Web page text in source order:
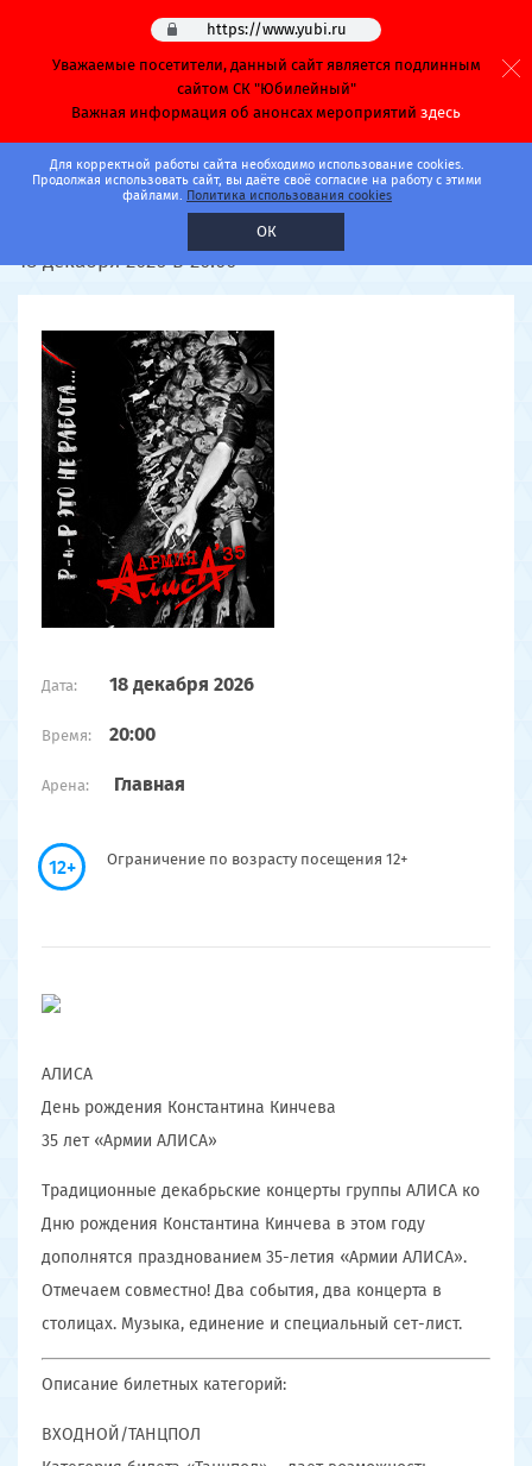
Для корректной работы сайта необходимо использование cookies.
Продолжая использовать сайт, вы даёте своё согласие на работу с этими
файлами. Политика использования cookies
ОК
https://www.yubi.ru
Уважаемые посетители, данный сайт является подлинным
сайтом СК "Юбилейный"
Важная информация об анонсах мероприятий здесь
Главная Афиша Концерты
18 декабря 2026 в 20:00
Дата: 18 декабря 2026
Время: 20:00
Арена: Главная
12+ Ограничение по возрасту посещения 12+
АЛИСА
День рождения Константина Кинчева
35 лет «Армии АЛИСА»
Традиционные декабрьские концерты группы АЛИСА ко
Дню рождения Константина Кинчева в этом году
дополнятся празднованием 35-летия «Армии АЛИСА».
Отмечаем совместно! Два события, два концерта в
столицах. Музыка, единение и специальный сет-лист.
Описание билетных категорий:
ВХОДНОЙ/ТАНЦПОЛ